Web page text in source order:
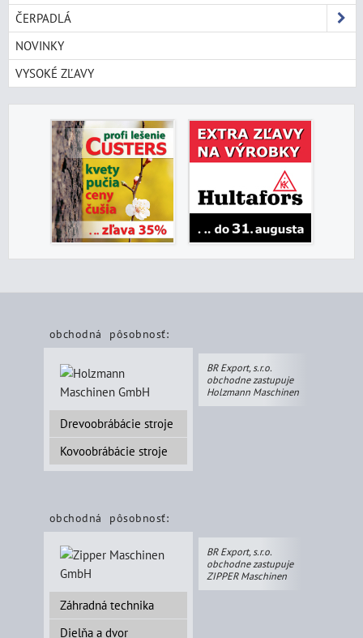
ČERPADLÁ
NOVINKY
VYSOKÉ ZĽAVY
obchodná pôsobnosť:
Drevoobrábácie stroje
Kovoobrábácie stroje
BR Export, s.r.o.
obchodne zastupuje
Holzmann Maschinen
obchodná pôsobnosť:
Záhradná technika
Dielňa a dvor
BR Export, s.r.o.
obchodne zastupuje
ZIPPER Maschinen